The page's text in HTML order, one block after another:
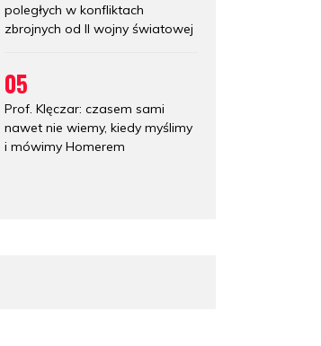
poległych w konfliktach
zbrojnych od II wojny światowej
05
Prof. Klęczar: czasem sami
nawet nie wiemy, kiedy myślimy
i mówimy Homerem